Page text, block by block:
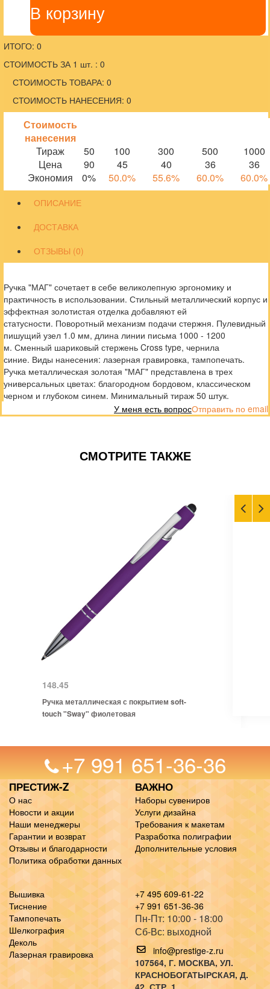
В корзину
ИТОГО: 0
СТОИМОСТЬ ЗА 1 шт. : 0
СТОИМОСТЬ ТОВАРА: 0
СТОИМОСТЬ НАНЕСЕНИЯ: 0
Стоимость
нанесения
Тираж
50 100 300 500
1000
Цена
90 45 40 36
36
Экономия
0% 50.0% 55.6% 60.0% 60.0%
ОПИСАНИЕ
ДОСТАВКА
ОТЗЫВЫ (0)
Ручка "МАГ" сочетает в себе великолепную эргономику и
практичность в использовании. Стильный металлический корпус и
эффектная золотистая отделка добавляют ей
статусности. Поворотный механизм подачи стержня. Пулевидный
пишущий узел 1.0 мм, длина линии письма 1000 - 1200
м. Сменный шариковый стержень Cross type, чернила
синие. Виды нанесения: лазерная гравировка, тампопечать.
Ручка металлическая золотая "МАГ" представлена в трех
универсальных цветах: благородном бордовом, классическом
черном и глубоком синем. Минимальный тираж 50 штук.
Отправить по email
У меня есть вопрос
СМОТРИТЕ ТАКЖЕ
148.45
Ручка металлическая с покрытием soft-
touch "Sway" фиолетовая
+7 991 651-36-36
ПРЕСТИЖ-Z
О нас
Новости и акции
Наши менеджеры
Гарантии и возврат
Отзывы и благодарности
Политика обработки данных
ВАЖНО
Наборы сувениров
Услуги дизайна
Требования к макетам
Разработка полиграфии
Дополнительные условия
Вышивка
Тиснение
Тампопечать
Шелкография
Деколь
Лазерная гравировка
+7 495 609-61-22
+7 991 651-36-36
Пн-Пт: 10:00 - 18:00
Сб-Вс: выходной
info@prestige-z.ru
107564, Г. МОСКВА, УЛ.
КРАСНОБОГАТЫРСКАЯ, Д.
42, СТР. 1